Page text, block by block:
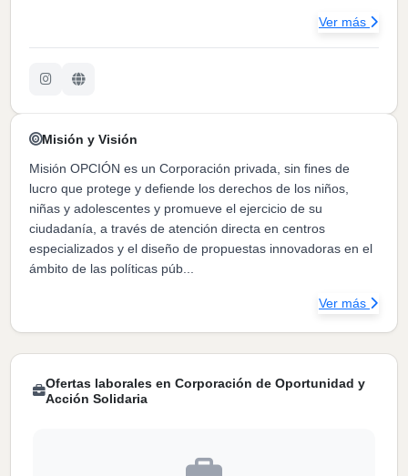
Ofertas laborales en Corporación de Oportunidad y
Acción Solidaria
Ver más
Misión y Visión
Misión OPCIÓN es un Corporación privada, sin fines de
lucro que protege y defiende los derechos de los niños,
niñas y adolescentes y promueve el ejercicio de su
ciudadanía, a través de atención directa en centros
especializados y el diseño de propuestas innovadoras en el
ámbito de las políticas púb...
Ver más